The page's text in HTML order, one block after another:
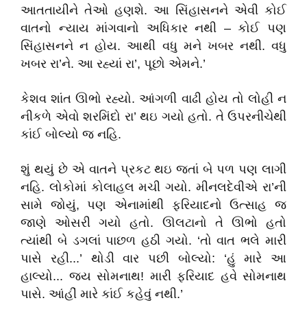
આતતાયીને તેઓ હણશે. આ સિંહાસનને એવી કોઈ
વાતનો ન્યાય માંગવાનો અધિકાર નથી – કોઈ પણ
સિંહાસનને ન હોય. આથી વધુ મને ખબર નથી. વધુ
ખબર રા’ને. આ રહ્યાં રા’, પૂછો એમને.’
કેશવ શાંત ઊભો રહ્યો. આંગળી વાઢી હોય તો લોહી ન
નીકળે એવો શરમિંદો રા’ થઇ ગયો હતો. તે ઉપરનીચેથી
કાંઈ બોલ્યો જ નહિ.
શું થયું છે એ વાતને પ્રકટ થઇ જતાં બે પળ પણ લાગી
નહિ. લોકોમાં કોલાહલ મચી ગયો. મીનલદેવીએ રા’ની
સામે જોયું, પણ એનામાંથી ફરિયાદનો ઉત્સાહ જ
જાણે ઓસરી ગયો હતો. ઊલટાનો તે ઊભો હતો
ત્યાંથી બે ડગલાં પાછળ હઠી ગયો. ‘તો વાત ભલે મારી
પાસે રહી...’ થોડી વાર પછી બોલ્યો: ‘હું મારે આ
હાલ્યો... જય સોમનાથ! મારી ફરિયાદ હવે સોમનાથ
પાસે. આંહીં મારે કાંઈ કહેવું નથી.’